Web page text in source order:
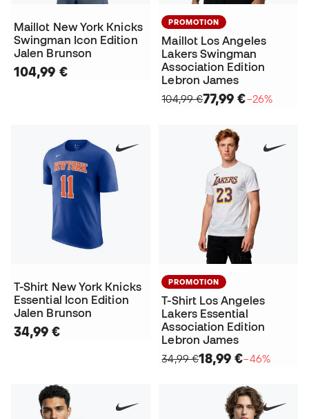
Maillot New York Knicks
Swingman Icon Edition
Jalen Brunson
104,99 €
PROMOTION
Maillot Los Angeles
Lakers Swingman
Association Edition
Lebron James
104,99 €77,99 €−26%
T-Shirt New York Knicks
Essential Icon Edition
Jalen Brunson
34,99 €
PROMOTION
T-Shirt Los Angeles
Lakers Essential
Association Edition
Lebron James
34,99 €18,99 €−46%